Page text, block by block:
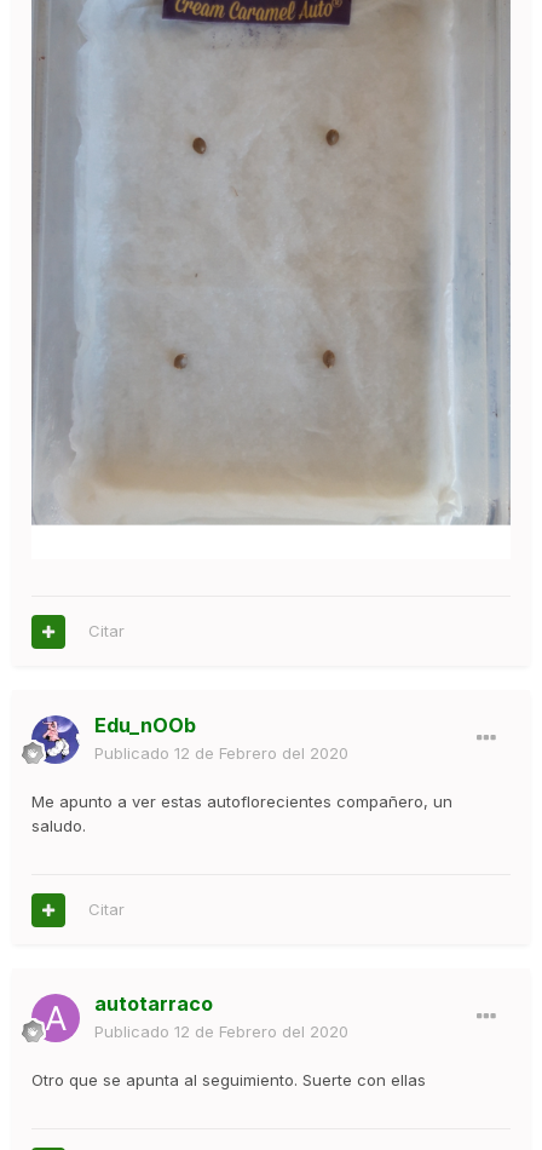
Citar
Edu_nOOb
Publicado 12 de Febrero del 2020
Me apunto a ver estas autoflorecientes compañero, un
saludo.
Citar
autotarraco
Publicado 12 de Febrero del 2020
Otro que se apunta al seguimiento. Suerte con ellas